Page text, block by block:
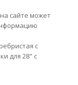
сайте может
с
для 28" с